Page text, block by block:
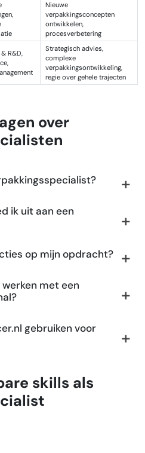
Nieuwe
verpakkingsconcepten
ontwikkelen,
procesverbetering
R&D,
Strategisch advies,
complexe
verpakkingsontwikkeling,
regie over gehele trajecten
over
ik uit aan een
op mijn opdracht?
met een
gebruiken voor
skills als